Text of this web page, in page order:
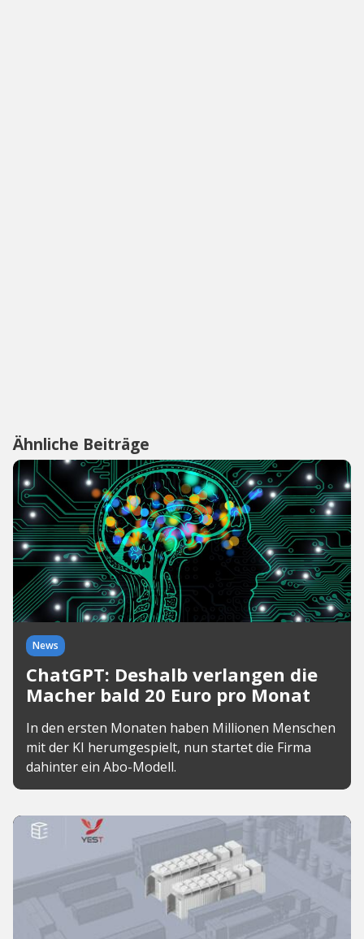
Ähnliche Beiträge
News
ChatGPT: Deshalb verlangen die
Macher bald 20 Euro pro Monat
In den ersten Monaten haben Millionen Menschen
mit der KI herumgespielt, nun startet die Firma
dahinter ein Abo-Modell.